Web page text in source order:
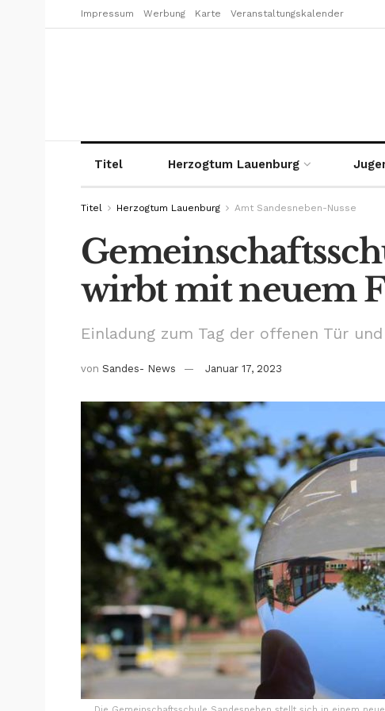
Impressum Werbung Karte Veranstaltungskalender
Titel Herzogtum Lauenburg
Titel Herzogtum Lauenburg Amt Sandesneben-Nusse
wirbt mit neuem
Einladung zum Tag der offenen Tür
von Sandes- News Januar 17, 2023